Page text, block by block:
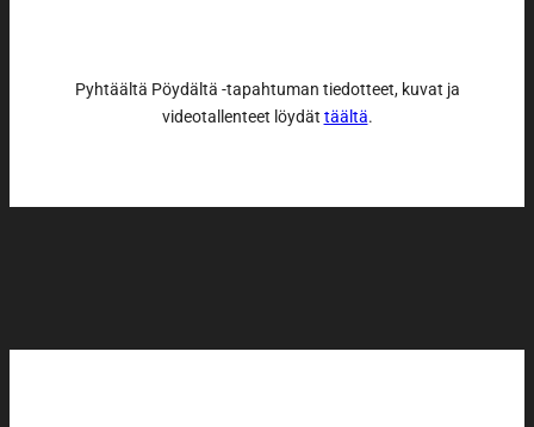
Pyhtäältä Pöydältä -tapahtuman tiedotteet, kuvat ja
videotallenteet löydät täältä.